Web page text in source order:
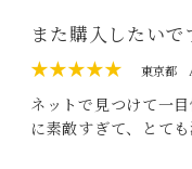
また購入したいで
★★★★★
東京都
ネットで見つけて一
に素敵すぎて、とても